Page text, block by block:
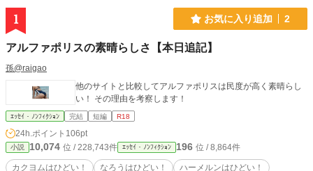
1 お気に入り追加 2
アルファポリスの素晴らしさ【本日追記】
孫@raigao
他のサイトと比較してアルファポリスは民度が高く素晴らし
い！ その理由を考察します！
ｴｯｾｲ・ﾉﾝﾌｨｸｼｮﾝ 完結 短編 R18
24h.ポイント 106pt
小説 10,074 位 / 228,743件 ｴｯｾｲ・ﾉﾝﾌｨｸｼｮﾝ 196 位 / 8,864件
カクヨムはひどい！ なろうはひどい！
ハーメルンはひどい！